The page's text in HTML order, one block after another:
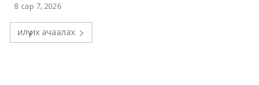
8 сар 7, 2026
илүү их ачаалах